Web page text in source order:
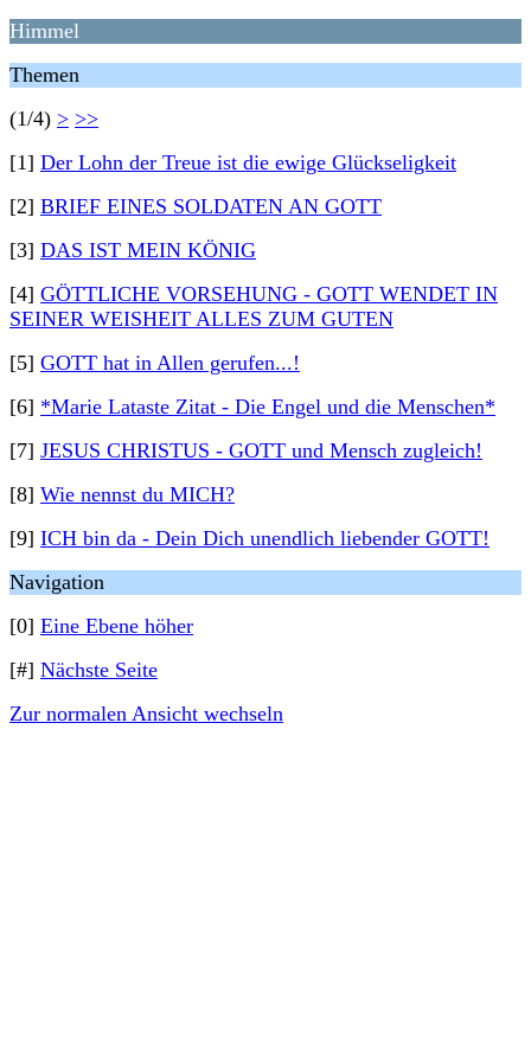
Himmel
Themen
(1/4) > >>
[1] Der Lohn der Treue ist die ewige Glückseligkeit
[2] BRIEF EINES SOLDATEN AN GOTT
[3] DAS IST MEIN KÖNIG
[4] GÖTTLICHE VORSEHUNG - GOTT WENDET IN
SEINER WEISHEIT ALLES ZUM GUTEN
[5] GOTT hat in Allen gerufen...!
[6] *Marie Lataste Zitat - Die Engel und die Menschen*
[7] JESUS CHRISTUS - GOTT und Mensch zugleich!
[8] Wie nennst du MICH?
[9] ICH bin da - Dein Dich unendlich liebender GOTT!
Navigation
[0] Eine Ebene höher
[#] Nächste Seite
Zur normalen Ansicht wechseln